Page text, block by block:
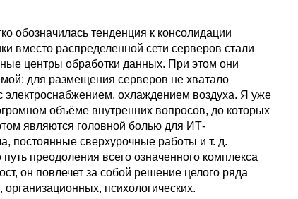
обозначилась тенденция к консолидации
вместо распределенной сети серверов стали
центры обработки данных. При этом они
для размещения серверов не хватало
электроснабжением, охлаждением воздуха. Я уже
объёме внутренних вопросов, до которых
являются головной болью для ИТ-
постоянные сверхурочные работы и т. д.
преодоления всего означенного комплекса
он повлечет за собой решение целого ряда
психологических.